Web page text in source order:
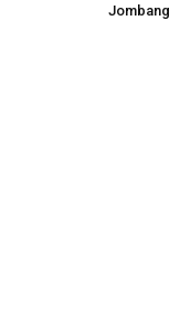
Jombang